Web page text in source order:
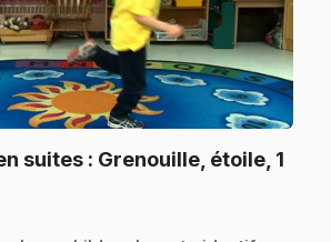
suites : Grenouille, étoile, 1